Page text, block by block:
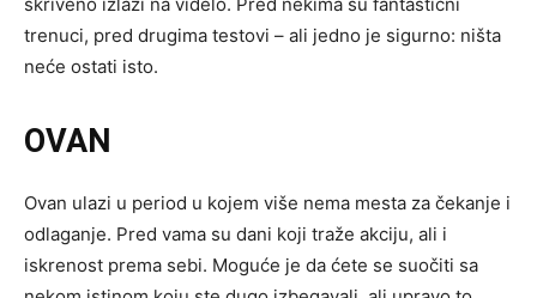
trenuci, pred drugima testovi – ali jedno je sigurno: ništa
neće ostati isto.
OVAN
Ovan ulazi u period u kojem više nema mesta za čekanje i
odlaganje. Pred vama su dani koji traže akciju, ali i
iskrenost prema sebi. Moguće je da ćete se suočiti sa